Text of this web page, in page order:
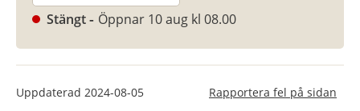
Stängt Öppnar 10 aug kl 08.00
Uppdaterad 2024-08-05 Rapportera fel på sidan